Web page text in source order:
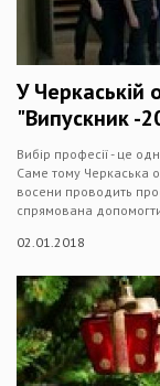
У Черкаській
"Випускник -
Вибір професії - це
Саме тому Черкаська
восени проводить
спрямована
02.01.2018